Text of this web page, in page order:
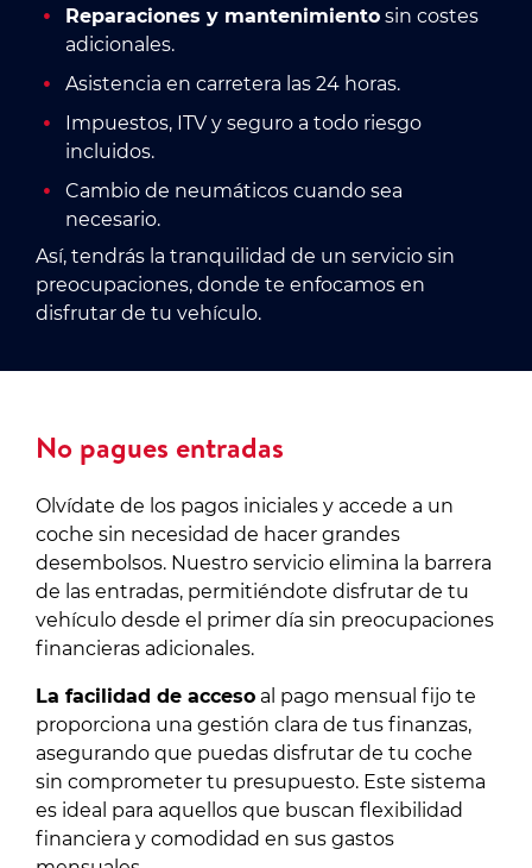
Reparaciones y mantenimiento sin costes
adicionales.
Asistencia en carretera las 24 horas.
Impuestos, ITV y seguro a todo riesgo
incluidos.
Cambio de neumáticos cuando sea
necesario.
Así, tendrás la tranquilidad de un servicio sin
preocupaciones, donde te enfocamos en
disfrutar de tu vehículo.
No pagues entradas
Olvídate de los pagos iniciales y accede a un
coche sin necesidad de hacer grandes
desembolsos. Nuestro servicio elimina la barrera
de las entradas, permitiéndote disfrutar de tu
vehículo desde el primer día sin preocupaciones
financieras adicionales.
La facilidad de acceso al pago mensual fijo te
proporciona una gestión clara de tus finanzas,
asegurando que puedas disfrutar de tu coche
sin comprometer tu presupuesto. Este sistema
es ideal para aquellos que buscan flexibilidad
financiera y comodidad en sus gastos